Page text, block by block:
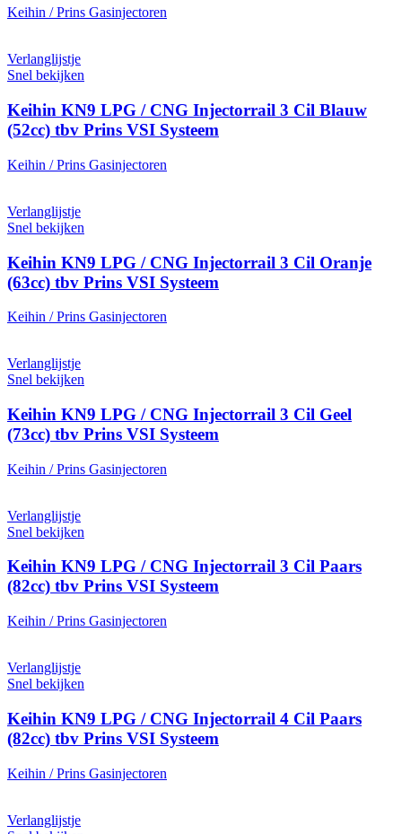
Keihin / Prins Gasinjectoren
Verlanglijstje
Snel bekijken
Keihin KN9 LPG / CNG Injectorrail 3 Cil Blauw
(52cc) tbv Prins VSI Systeem
Keihin / Prins Gasinjectoren
Verlanglijstje
Snel bekijken
Keihin KN9 LPG / CNG Injectorrail 3 Cil Oranje
(63cc) tbv Prins VSI Systeem
Keihin / Prins Gasinjectoren
Verlanglijstje
Snel bekijken
Keihin KN9 LPG / CNG Injectorrail 3 Cil Geel
(73cc) tbv Prins VSI Systeem
Keihin / Prins Gasinjectoren
Verlanglijstje
Snel bekijken
Keihin KN9 LPG / CNG Injectorrail 3 Cil Paars
(82cc) tbv Prins VSI Systeem
Keihin / Prins Gasinjectoren
Verlanglijstje
Snel bekijken
Keihin KN9 LPG / CNG Injectorrail 4 Cil Paars
(82cc) tbv Prins VSI Systeem
Keihin / Prins Gasinjectoren
Verlanglijstje